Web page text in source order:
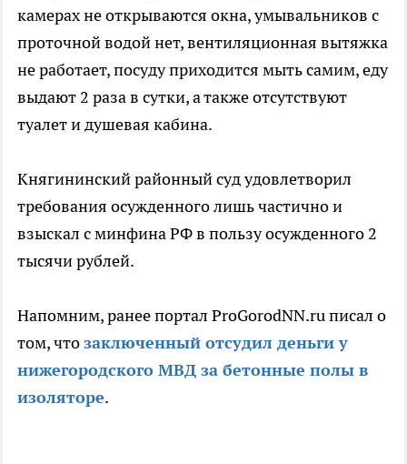
камерах не открываются окна, умывальников с
проточной водой нет, вентиляционная вытяжка
не работает, посуду приходится мыть самим, еду
выдают 2 раза в сутки, а также отсутствуют
туалет и душевая кабина.
Княгининский районный суд удовлетворил
требования осужденного лишь частично и
взыскал с минфина РФ в пользу осужденного 2
тысячи рублей.
Напомним, ранее портал ProGorodNN.ru писал о
том, чтозаключенный отсудил деньги у
нижегородского МВД за бетонные полы в
изоляторе.